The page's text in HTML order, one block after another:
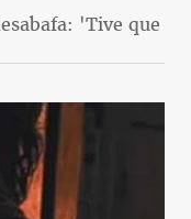
'Tive que